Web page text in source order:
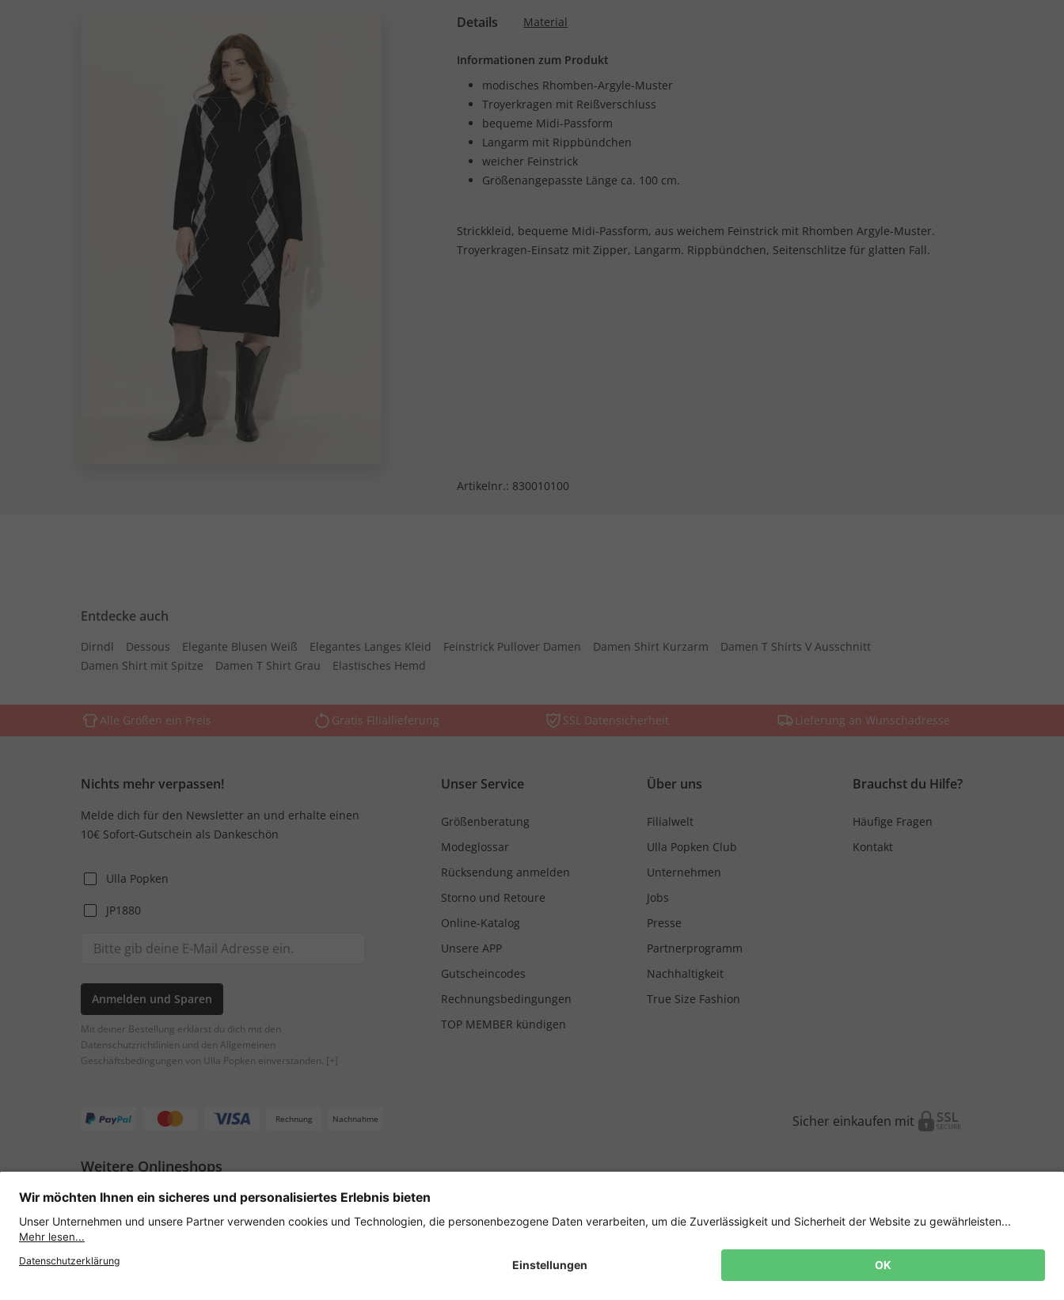
Details Material
Informationen zum Produkt
modisches Rhomben-Argyle-Muster
Troyerkragen mit Reißverschluss
bequeme Midi-Passform
Langarm mit Rippbündchen
weicher Feinstrick
Größenangepasste Länge ca. 100 cm.
Strickkleid, bequeme Midi-Passform, aus weichem Feinstrick mit Rhomben Argyle-Muster.
Troyerkragen-Einsatz mit Zipper, Langarm. Rippbündchen, Seitenschlitze für glatten Fall.
Artikelnr.: 830010100
Entdecke auch
Dirndl Dessous Elegante Blusen Weiß Elegantes Langes Kleid Feinstrick Pullover Damen Damen Shirt Kurzarm
Damen T Shirts V Ausschnitt
Damen Shirt mit Spitze
Damen T Shirt Grau Elastisches Hemd
Alle Größen ein Preis Gratis Filiallieferung SSL Datensicherheit Lieferung an Wunschadresse
Nichts mehr verpassen!
Melde dich für den Newsletter an und erhalte einen
10€ Sofort-Gutschein als Dankeschön
Ulla Popken
JP1880
Anmelden und Sparen
Mit deiner Bestellung erklärst du dich mit den
Datenschutzrichtlinien und den Allgemeinen
Geschäftsbedingungen von Ulla Popken einverstanden. [+]
Unser Service
Größenberatung
Modeglossar
Rücksendung anmelden
Storno und Retoure
Online-Katalog
Unsere APP
Gutscheincodes
Rechnungsbedingungen
TOP MEMBER kündigen
Über uns
Filialwelt
Ulla Popken Club
Unternehmen
Jobs
Presse
Partnerprogramm
Nachhaltigkeit
True Size Fashion
Brauchst du Hilfe?
Häufige Fragen
Kontakt
Rechnung Nachnahme Sicher einkaufen mit
Weitere Onlineshops
Österreich